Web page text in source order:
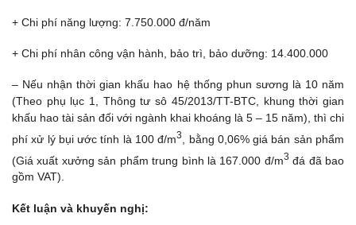
+ Chi phí năng lượng: 7.750.000 đ/năm
+ Chi phí nhân công vận hành, bảo trì, bảo dưỡng: 14.400.000
– Nếu nhận thời gian khấu hao hệ thống phun sương là 10 năm
(Theo phụ lục 1, Thông tư sô 45/2013/TT-BTC, khung thời gian
khấu hao tài sản đối với ngành khai khoáng là 5 – 15 năm), thì chi
phí xử lý bụi ước tính là 100 đ/m3
, bằng 0,06% giá bán sản phẩm
(Giá xuất xưởng sản phẩm trung bình là 167.000 đ/m3 đá đã bao
gồm VAT).
Kết luận và khuyến nghị: